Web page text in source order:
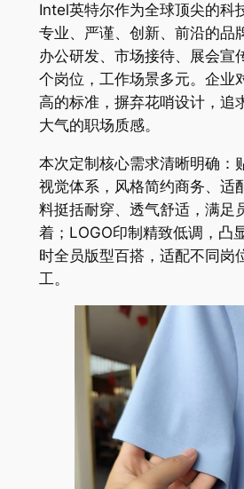
Intel英特尔作为全球顶尖的科
专业、严谨、创新、前沿的品
办公研发、市场接待、展会宣
个岗位，工作场景多元。企业
高的标准，摒弃花哨设计，追
大气的职场质感。
本次定制核心需求清晰明确：
视觉体系，风格简约商务、适
料挺括耐穿、透气舒适，满足
着；LOGO印制精致低调，凸
时全员版型百搭，适配不同岗
工。